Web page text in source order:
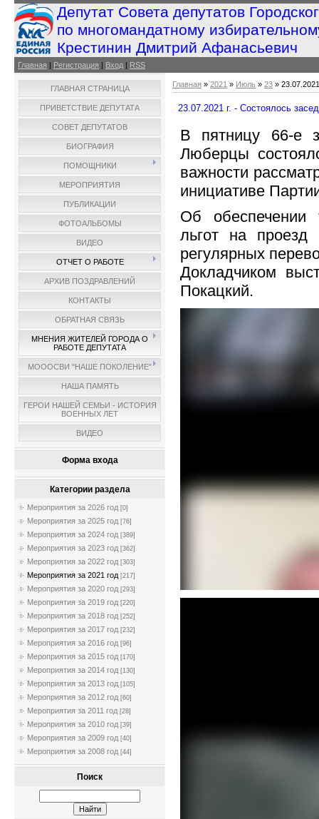
Депутат Совета депутатов
по многомандатному
Крестинин Дмитрий Афанасьевич
Главная | Регистрация | Вход | RSS
ГЛАВНАЯ СТРАНИЦА
ПРИВЕТСТВИЕ ДЕПУТАТА
СОВЕТ ДЕПУТАТОВ
БИОГРАФИЯ
ПОМОЩНИКИ
МЕРОПРИЯТИЯ
ПУБЛИКАЦИИ
ФОТОАЛЬБОМЫ
ВИДЕО
ОТЧЕТ О РАБОТЕ
АРХИВ ПОЗДРАВЛЕНИЙ
КОНТАКТЫ
ОБРАТНАЯ СВЯЗЬ
МНЕНИЯ ЖИТЕЛЕЙ ГОРОДА О
РАБОТЕ ДЕПУТАТА
МОООСВИ "НАШЕ ПОКОЛЕНИЕ"
НАША ПАМЯТЬ
ГЕРОИ НАШЕЙ СЕМЬИ - ИСТОРИЯ
ВОЕННЫХ ЛЕТ
ВИДЕО
Форма входа
Категории раздела
Мероприятия за 2026 год [0]
Мероприятия за 2025 год [76]
Мероприятия за 2024 год [389]
Мероприятия за 2023 год [362]
Мероприятия за 2022 год [303]
Мероприятия за 2021 год [217]
Мероприятия за 2020 год [293]
Мероприятия за 2019 год [220]
Мероприятия за 2018 год [252]
Мероприятия за 2017 год [232]
Мероприятия за 2016 год [96]
Мероприятия за 2015 год [170]
Мероприятия за 2014 год [130]
Мероприятия за 2013 год [105]
Мероприятия за 2012 год [60]
Мероприятия за 2011 год [28]
Мероприятия за 2010 год [39]
Мероприятия за 2009 год [40]
Мероприятия за 2008 год [44]
Поиск
Главная » 2021 » Июль » 23 »
23.07.2021 г. - Состоялось
В пятницу 66-е
Люберцы
важности
инициативе
Об обеспечении
льгот на проезд
регулярных
Докладчиком
Покацкий.